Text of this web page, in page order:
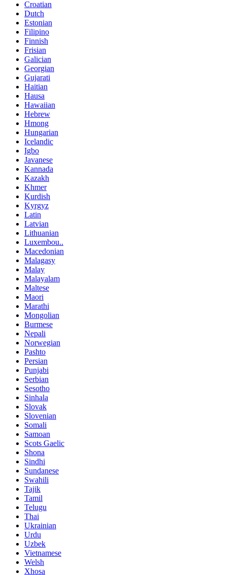
Croatian
Dutch
Estonian
Filipino
Finnish
Frisian
Galician
Georgian
Gujarati
Haitian
Hausa
Hawaiian
Hebrew
Hmong
Hungarian
Icelandic
Igbo
Javanese
Kannada
Kazakh
Khmer
Kurdish
Kyrgyz
Latin
Latvian
Lithuanian
Luxembou..
Macedonian
Malagasy
Malay
Malayalam
Maltese
Maori
Marathi
Mongolian
Burmese
Nepali
Norwegian
Pashto
Persian
Punjabi
Serbian
Sesotho
Sinhala
Slovak
Slovenian
Somali
Samoan
Scots Gaelic
Shona
Sindhi
Sundanese
Swahili
Tajik
Tamil
Telugu
Thai
Ukrainian
Urdu
Uzbek
Vietnamese
Welsh
Xhosa